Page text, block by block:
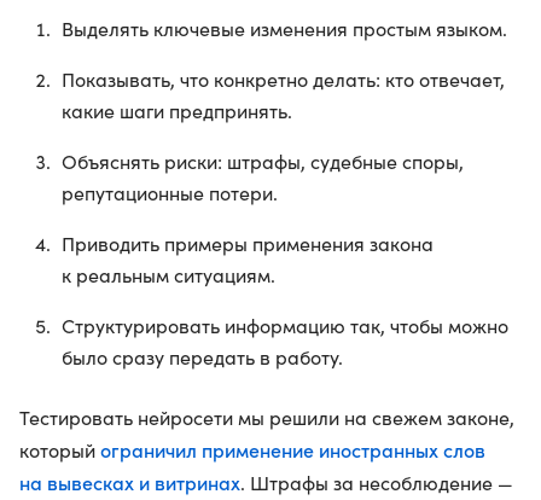
Выделять ключевые изменения простым языком.
Показывать, что конкретно делать: кто отвечает,
какие шаги предпринять.
Объяснять риски: штрафы, судебные споры,
репутационные потери.
Приводить примеры применения закона
к реальным ситуациям.
Структурировать информацию так, чтобы можно
было сразу передать в работу.
Тестировать нейросети мы решили на свежем законе,
которыйограничил применение иностранных слов
на вывесках и витринах. Штрафы за несоблюдение —